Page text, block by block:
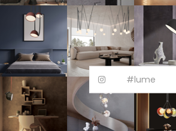
#lume